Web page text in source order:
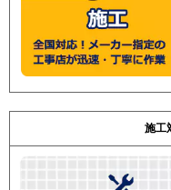
施工